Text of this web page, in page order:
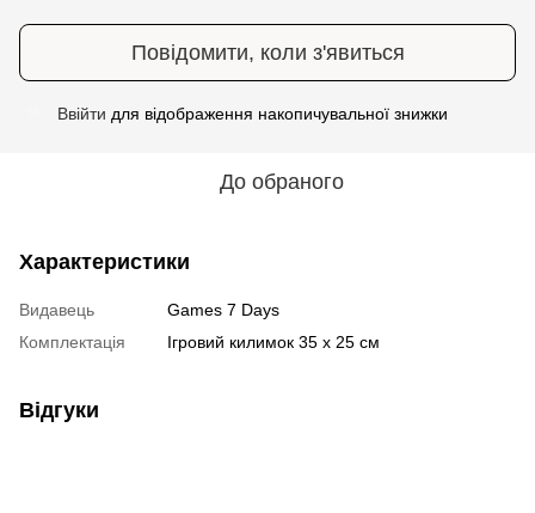
Повідомити, коли з'явиться
Ввійти для відображення накопичувальної знижки
До обраного
Характеристики
Видавець
Games 7 Days
Комплектація
Ігровий килимок 35 х 25 см
Відгуки